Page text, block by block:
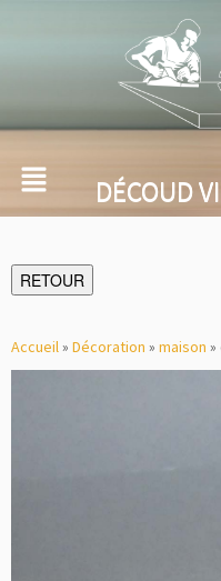
DÉCOUD
RETOUR
Accueil» Décoration » maison »